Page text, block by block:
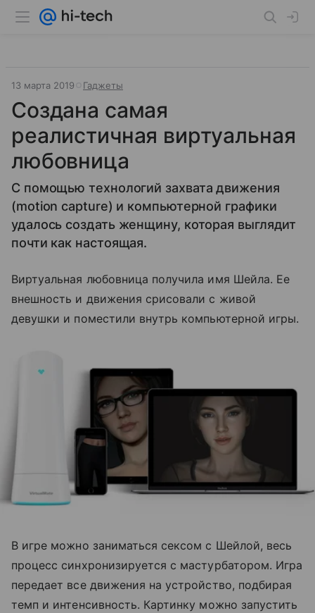
13 марта 2019 Гаджеты
Создана самая
реалистичная виртуальная
любовница
С помощью технологий захвата движения
(motion capture) и компьютерной графики
удалось создать женщину, которая выглядит
почти как настоящая.
Виртуальная любовница получила имя Шейла. Ее
внешность и движения срисовали с живой
девушки и поместили внутрь компьютерной игры.
В игре можно заниматься сексом с Шейлой, весь
процесс синхронизируется с мастурбатором. Игра
передает все движения на устройство, подбирая
темп и интенсивность. Картинку можно запустить